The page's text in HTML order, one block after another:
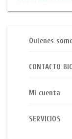
Quienes
CONTACTO
Mi cuenta
SERVICIOS